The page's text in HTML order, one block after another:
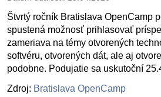
Štvrtý ročník Bratislava OpenCamp
spustená možnosť prihlasovať
zameriava na témy otvorených
softvéru, otvorených dát, ale aj
podobne. Podujatie sa uskutoční
Zdroj: Bratislava OpenCamp